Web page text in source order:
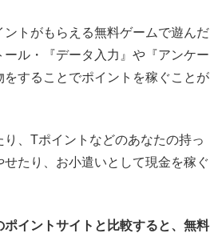
ントがもらえる無料ゲームで遊んだ
ール・『データ入力』や『アンケー
をすることでポイントを稼ぐことが
、Tポイントなどのあなたの持っ
たり、お小遣いとして現金を稼ぐ
イントサイトと比較すると、無料